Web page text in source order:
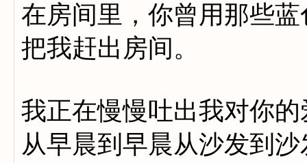
在房间里，你曾用那些蓝
把我赶出房间。
我正在慢慢吐出我对你的
从早晨到早晨从沙发到沙